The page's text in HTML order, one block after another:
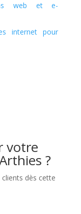
web et e-
internet pour
votre
?
dès cette